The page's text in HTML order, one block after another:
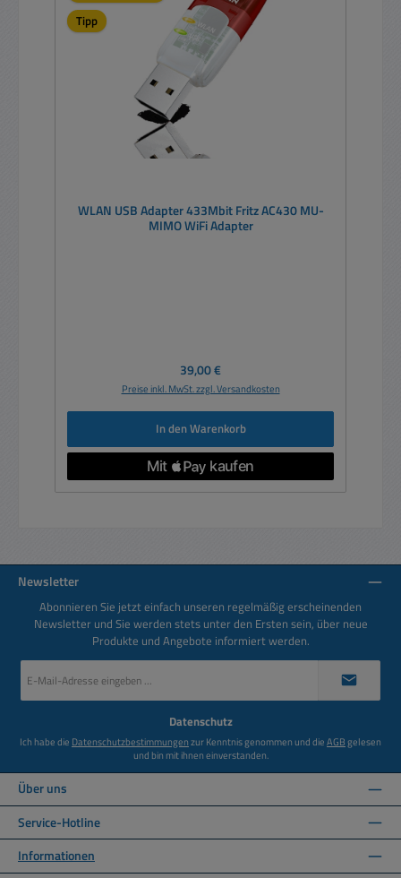
Tipp
WLAN USB Adapter 433Mbit Fritz AC430 MU-
MIMO WiFi Adapter
Regulärer Preis:
39,00 €
Preise inkl. MwSt. zzgl. Versandkosten
In den Warenkorb
Newsletter
Abonnieren Sie jetzt einfach unseren regelmäßig erscheinenden
Newsletter und Sie werden stets unter den Ersten sein, über neue
Produkte und Angebote informiert werden.
Mail-
Datenschutz
Ich habe die Datenschutzbestimmungenzur Kenntnis genommen und dieAGBgelesen
und bin mit ihnen einverstanden.
Über uns
Service-Hotline
Informationen